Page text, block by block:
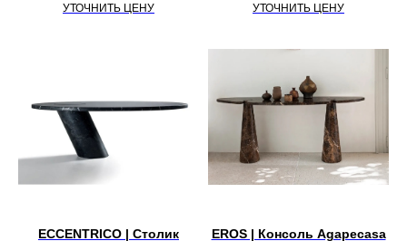
УТОЧНИТЬ ЦЕНУ УТОЧНИТЬ ЦЕНУ
ECCENTRICO | Столик
EROS | Консоль Agapecasa